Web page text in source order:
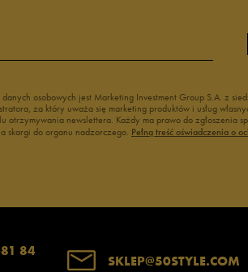
danych osobowych jest Marketing Investment Group S.A. z
za który uważa się marketing produktów i usług
otrzymywania newslettera. Każdy ma prawo do
skargi do organu nadzorczego. Pełną treść oświadczenia o
84
SKLEP@50STYLE.COM